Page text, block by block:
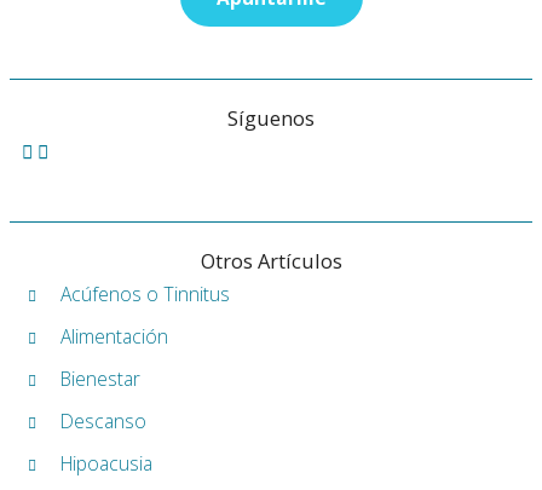
Síguenos
Otros Artículos
Acúfenos o Tinnitus
Alimentación
Bienestar
Descanso
Hipoacusia